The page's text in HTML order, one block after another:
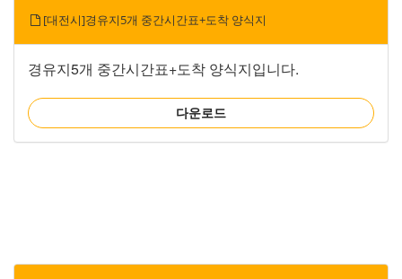
[대전시]경유지5개 중간시간표+도착 양식지
경유지5개 중간시간표+도착 양식지입니다.
다운로드